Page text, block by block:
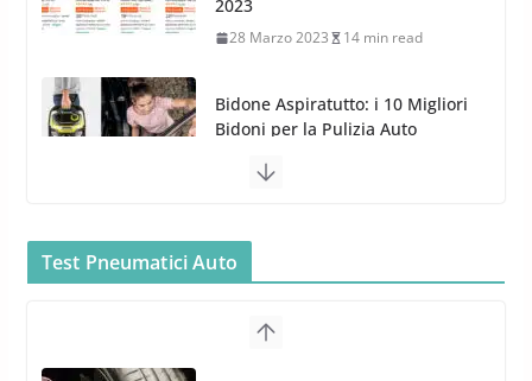
6 Maggio 2022
Gun per la tua Idropulitrice?
5 Maggio 2022 2 min read
Car Care
26 Marzo 2025 2 min read
Test Pneumatici Auto